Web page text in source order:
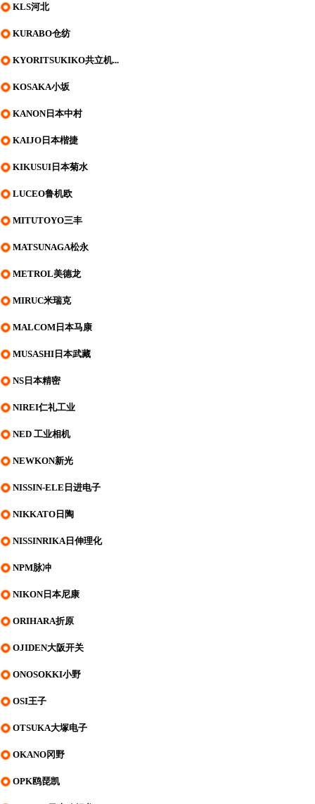
KLS河北
KURABO仓纺
KYORITSUKIKO共立机...
KOSAKA小坂
KANON日本中村
KAIJO日本楷捷
KIKUSUI日本菊水
LUCEO鲁机欧
MITUTOYO三丰
MATSUNAGA松永
METROL美德龙
MIRUC米瑞克
MALCOM日本马康
MUSASHI日本武藏
NS日本精密
NIREI仁礼工业
NED 工业相机
NEWKON新光
NISSIN-ELE日进电子
NIKKATO日陶
NISSINRIKA日伸理化
NPM脉冲
NIKON日本尼康
ORIHARA折原
OJIDEN大阪开关
ONOSOKKI小野
OSI王子
OTSUKA大塚电子
OKANO冈野
OPK鸥琵凯